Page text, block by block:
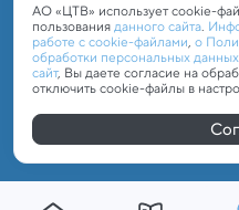
АО «ЦТВ» использует cookie-
пользованияданного сайта.
работе с cookie-файлами, о
обработки персональных данных
сайт, Вы даете согласие на
отключить cookie-файлы в